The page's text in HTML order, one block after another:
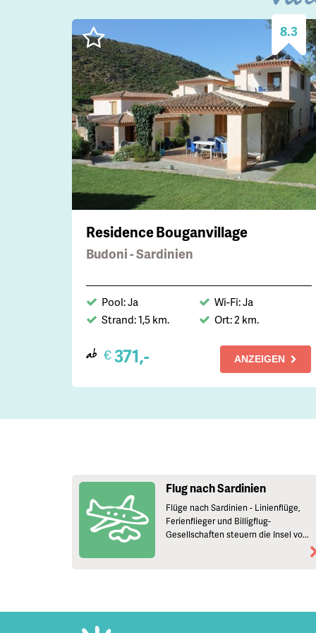
8.3
Residence Bouganvillage
Budoni - Sardinien
Pool: Ja
Wi-Fi: Ja
Strand: 1,5 km.
Ort: 2 km.
ab €371,- ANZEIGEN
Flug nach Sardinien
Flüge nach Sardinien - Linienflüge,
Ferienflieger und Billigflug-
Gesellschaften steuern die Insel vo...